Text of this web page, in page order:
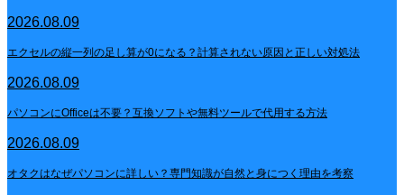
2026.08.09
エクセルの縦一列の足し算が0になる？計算されない原因と正しい対処法
2026.08.09
パソコンにOfficeは不要？互換ソフトや無料ツールで代用する方法
2026.08.09
オタクはなぜパソコンに詳しい？専門知識が自然と身につく理由を考察